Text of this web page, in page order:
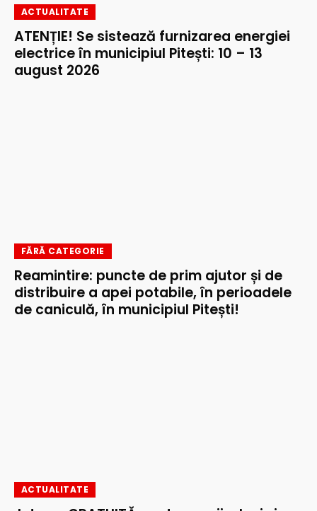
ACTUALITATE
ATENȚIE! Se sistează furnizarea energiei
electrice în municipiul Pitești: 10 – 13
august 2026
FĂRĂ CATEGORIE
Reamintire: puncte de prim ajutor și de
distribuire a apei potabile, în perioadele
de caniculă, în municipiul Pitești!
ACTUALITATE